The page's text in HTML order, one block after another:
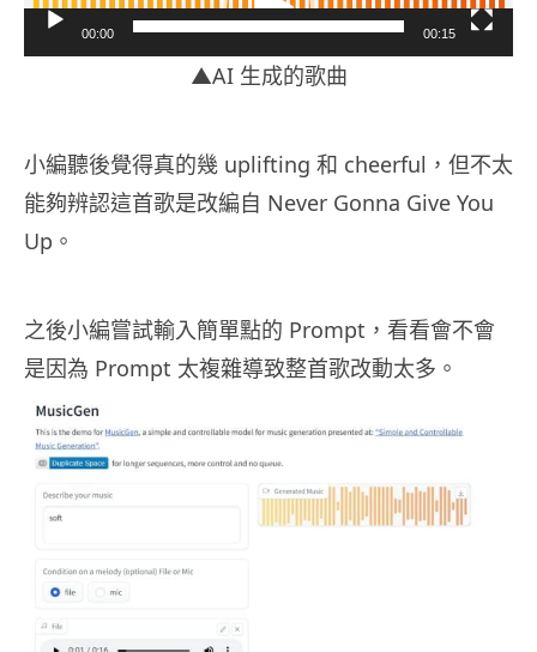
訊
播
00:00 00:15
▲AI 生成的歌曲
小編聽後覺得真的幾 uplifting 和 cheerful，但不太
能夠辨認這首歌是改編自 Never Gonna Give You
Up。
之後小編嘗試輸入簡單點的 Prompt，看看會不會
是因為 Prompt 太複雜導致整首歌改動太多。